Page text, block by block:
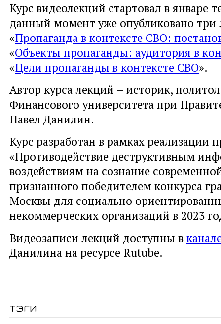
Курс видеолекций стартовал в январе
данный момент уже опубликовано три
«Пропаганда в контексте СВО:
«Объекты пропаганды: аудитория в
«Цели пропаганды в контексте СВО».
Автор курса лекций – историк,
Финансового университета при
Павел Данилин.
Курс разработан в рамках реализации
«Противодействие деструктивным
воздействиям на сознание
признанного победителем конкурса
Москвы для социально
некоммерческих организаций в 2023
Видеозаписи лекций доступны в
Данилина на ресурсе Rutube.
тэги